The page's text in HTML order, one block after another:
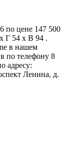
по цене 147 500
Г 54 x В 94 .
в нашем
по телефону 8
адресу:
Ленина, д.